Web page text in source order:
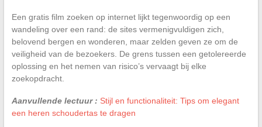
Een gratis film zoeken op internet lijkt tegenwoordig op een
wandeling over een rand: de sites vermenigvuldigen zich,
belovend bergen en wonderen, maar zelden geven ze om de
veiligheid van de bezoekers. De grens tussen een getolereerde
oplossing en het nemen van risico’s vervaagt bij elke
zoekopdracht.
Aanvullende lectuur : Stijl en functionaliteit: Tips om elegant
een heren schoudertas te dragen